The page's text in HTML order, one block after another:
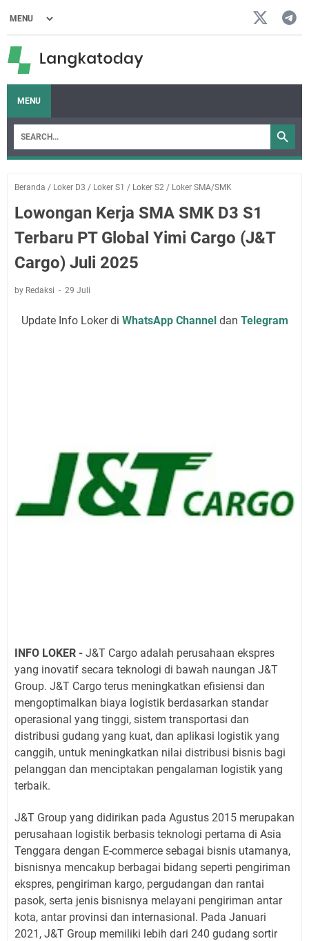
MENU
Beranda / Loker D3 / Loker S1 / Loker S2 / Loker SMA/SMK
Lowongan Kerja SMA SMK D3 S1
Terbaru PT Global Yimi Cargo (J&T
Cargo) Juli 2025
by Redaksi 29 Juli
Update Info Loker di WhatsApp Channeldan Telegram
INFO LOKER - J&T Cargo adalah perusahaan ekspres
yang inovatif secara teknologi di bawah naungan J&T
Group. J&T Cargo terus meningkatkan efisiensi dan
mengoptimalkan biaya logistik berdasarkan standar
operasional yang tinggi, sistem transportasi dan
distribusi gudang yang kuat, dan aplikasi logistik yang
canggih, untuk meningkatkan nilai distribusi bisnis bagi
pelanggan dan menciptakan pengalaman logistik yang
terbaik.
J&T Group yang didirikan pada Agustus 2015 merupakan
perusahaan logistik berbasis teknologi pertama di Asia
Tenggara dengan E-commerce sebagai bisnis utamanya,
bisnisnya mencakup berbagai bidang seperti pengiriman
ekspres, pengiriman kargo, pergudangan dan rantai
pasok, serta jenis bisnisnya melayani pengiriman antar
kota, antar provinsi dan internasional. Pada Januari
2021, J&T Group memiliki lebih dari 240 gudang sortir